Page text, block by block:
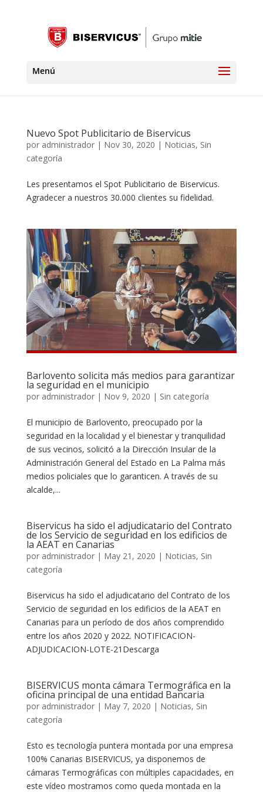
Nuevo Spot Publicitario de Biservicus
por administrador| Nov 30, 2020 | Noticias, Sin
categoría
Les presentamos el Spot Publicitario de Biservicus.
Agradecer a nuestros 30.000 clientes su fidelidad.
Barlovento solicita más medios para garantizar
la seguridad en el municipio
por administrador| Nov 9, 2020 | Sin categoría
El municipio de Barlovento, preocupado por la
seguridad en la localidad y el bienestar y tranquilidad
de sus vecinos, solicitó a la Dirección Insular de la
Administración General del Estado en La Palma más
medios policiales que lo garanticen. A través de su
alcalde,...
Biservicus ha sido el adjudicatario del Contrato
de los Servicio de seguridad en los edificios de
la AEAT en Canarias
por administrador| May 21, 2020 | Noticias, Sin
categoría
Biservicus ha sido el adjudicatario del Contrato de los
Servicio de seguridad en los edificios de la AEAT en
Canarias para un período de dos años comprendido
entre los años 2020 y 2022. NOTIFICACION-
ADJUDICACION-LOTE-21Descarga
BISERVICUS monta cámara Termográfica en la
oficina principal de una entidad Bancaria
por administrador| May 7, 2020 | Noticias, Sin
categoría
Esto es tecnología puntera montada por una empresa
100% Canarias BISERVICUS, ya disponemos de
cámaras Termográficas con múltiples capacidades, en
este vídeo mostramos como queda montada en la